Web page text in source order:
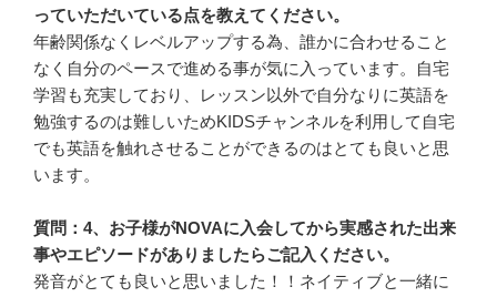
っていただいている点を教えてください。
年齢関係なくレベルアップする為、誰かに合わせること
なく自分のペースで進める事が気に入っています。自宅
学習も充実しており、レッスン以外で自分なりに英語を
勉強するのは難しいためKIDSチャンネルを利用して自宅
でも英語を触れさせることができるのはとても良いと思
います。
質問：4、お子様がNOVAに入会してから実感された出来
事やエピソードがありましたらご記入ください。
発音がとても良いと思いました！！ネイティブと一緒に